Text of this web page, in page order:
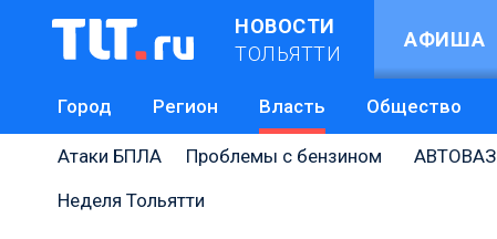
НОВОСТИ
ТОЛЬЯТТИ
АФИША
Город Регион Власть Общество
Атаки БПЛА Проблемы с бензином АВТОВАЗ
Неделя Тольятти